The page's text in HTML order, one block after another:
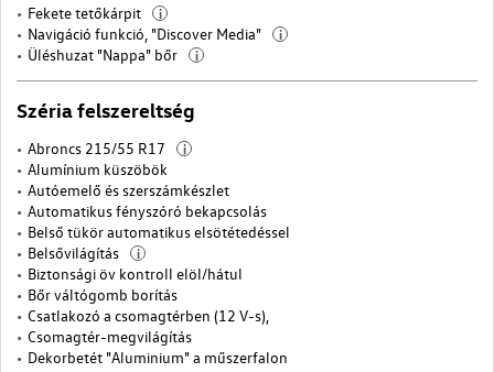
Fekete tetőkárpit i
Navigáció funkció, "Discover Media" i
Üléshuzat "Nappa" bőr i
Széria felszereltség
Abroncs 215/55 R17 i
Alumínium küszöbök
Autóemelő és szerszámkészlet
Automatikus fényszóró bekapcsolás
Belső tükör automatikus elsötétedéssel
Belsővilágítás
i
Biztonsági öv kontroll elöl/hátul
Bőr váltógomb borítás
Csatlakozó a csomagtérben (12 V-s),
Csomagtér-megvilágítás
Dekorbetét "Aluminium" a műszerfalon